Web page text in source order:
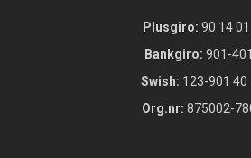
Plusgiro: 90 14
Bankgiro: 901-
Swish: 123-901 40
Org.nr: 875002-